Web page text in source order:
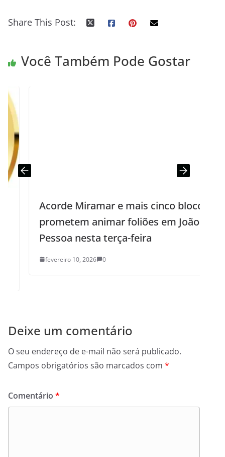
Share This Post:
Você Também Pode Gostar
Acorde Miramar e mais cinco blocos
prometem animar foliões em João
Pessoa nesta terça-feira
fevereiro 10, 2026 0
Deixe um comentário
O seu endereço de e-mail não será publicado.
Campos obrigatórios são marcados com *
Comentário *